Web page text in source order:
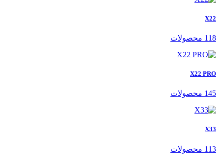
X22
118 محصولات
X22 PRO
145 محصولات
X33
113 محصولات